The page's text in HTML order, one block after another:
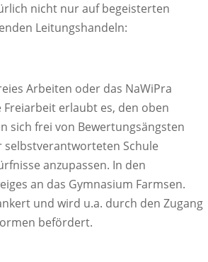
nicht nur auf begeisterten
Leitungshandeln:
Arbeiten oder das NaWiPra
erlaubt es, den oben
sich frei von Bewertungsängsten
selbstverantworteten Schule
anzupassen. In den
an das Gymnasium Farmsen.
und wird u.a. durch den Zugang
befördert.